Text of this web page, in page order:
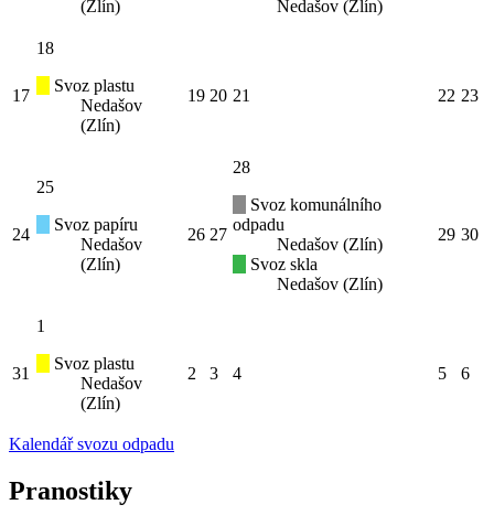
(Zlín)
Nedašov (Zlín)
17
18
Svoz plastu
Nedašov
(Zlín)
19 20 21 22 23
24
25
Svoz papíru
Nedašov
(Zlín)
26 27
28
Svoz komunálního
odpadu
Nedašov (Zlín)
Svoz skla
Nedašov (Zlín)
29 30
31
1
Svoz plastu
Nedašov
(Zlín)
2 3 4 5 6
Kalendář svozu odpadu
Pranostiky